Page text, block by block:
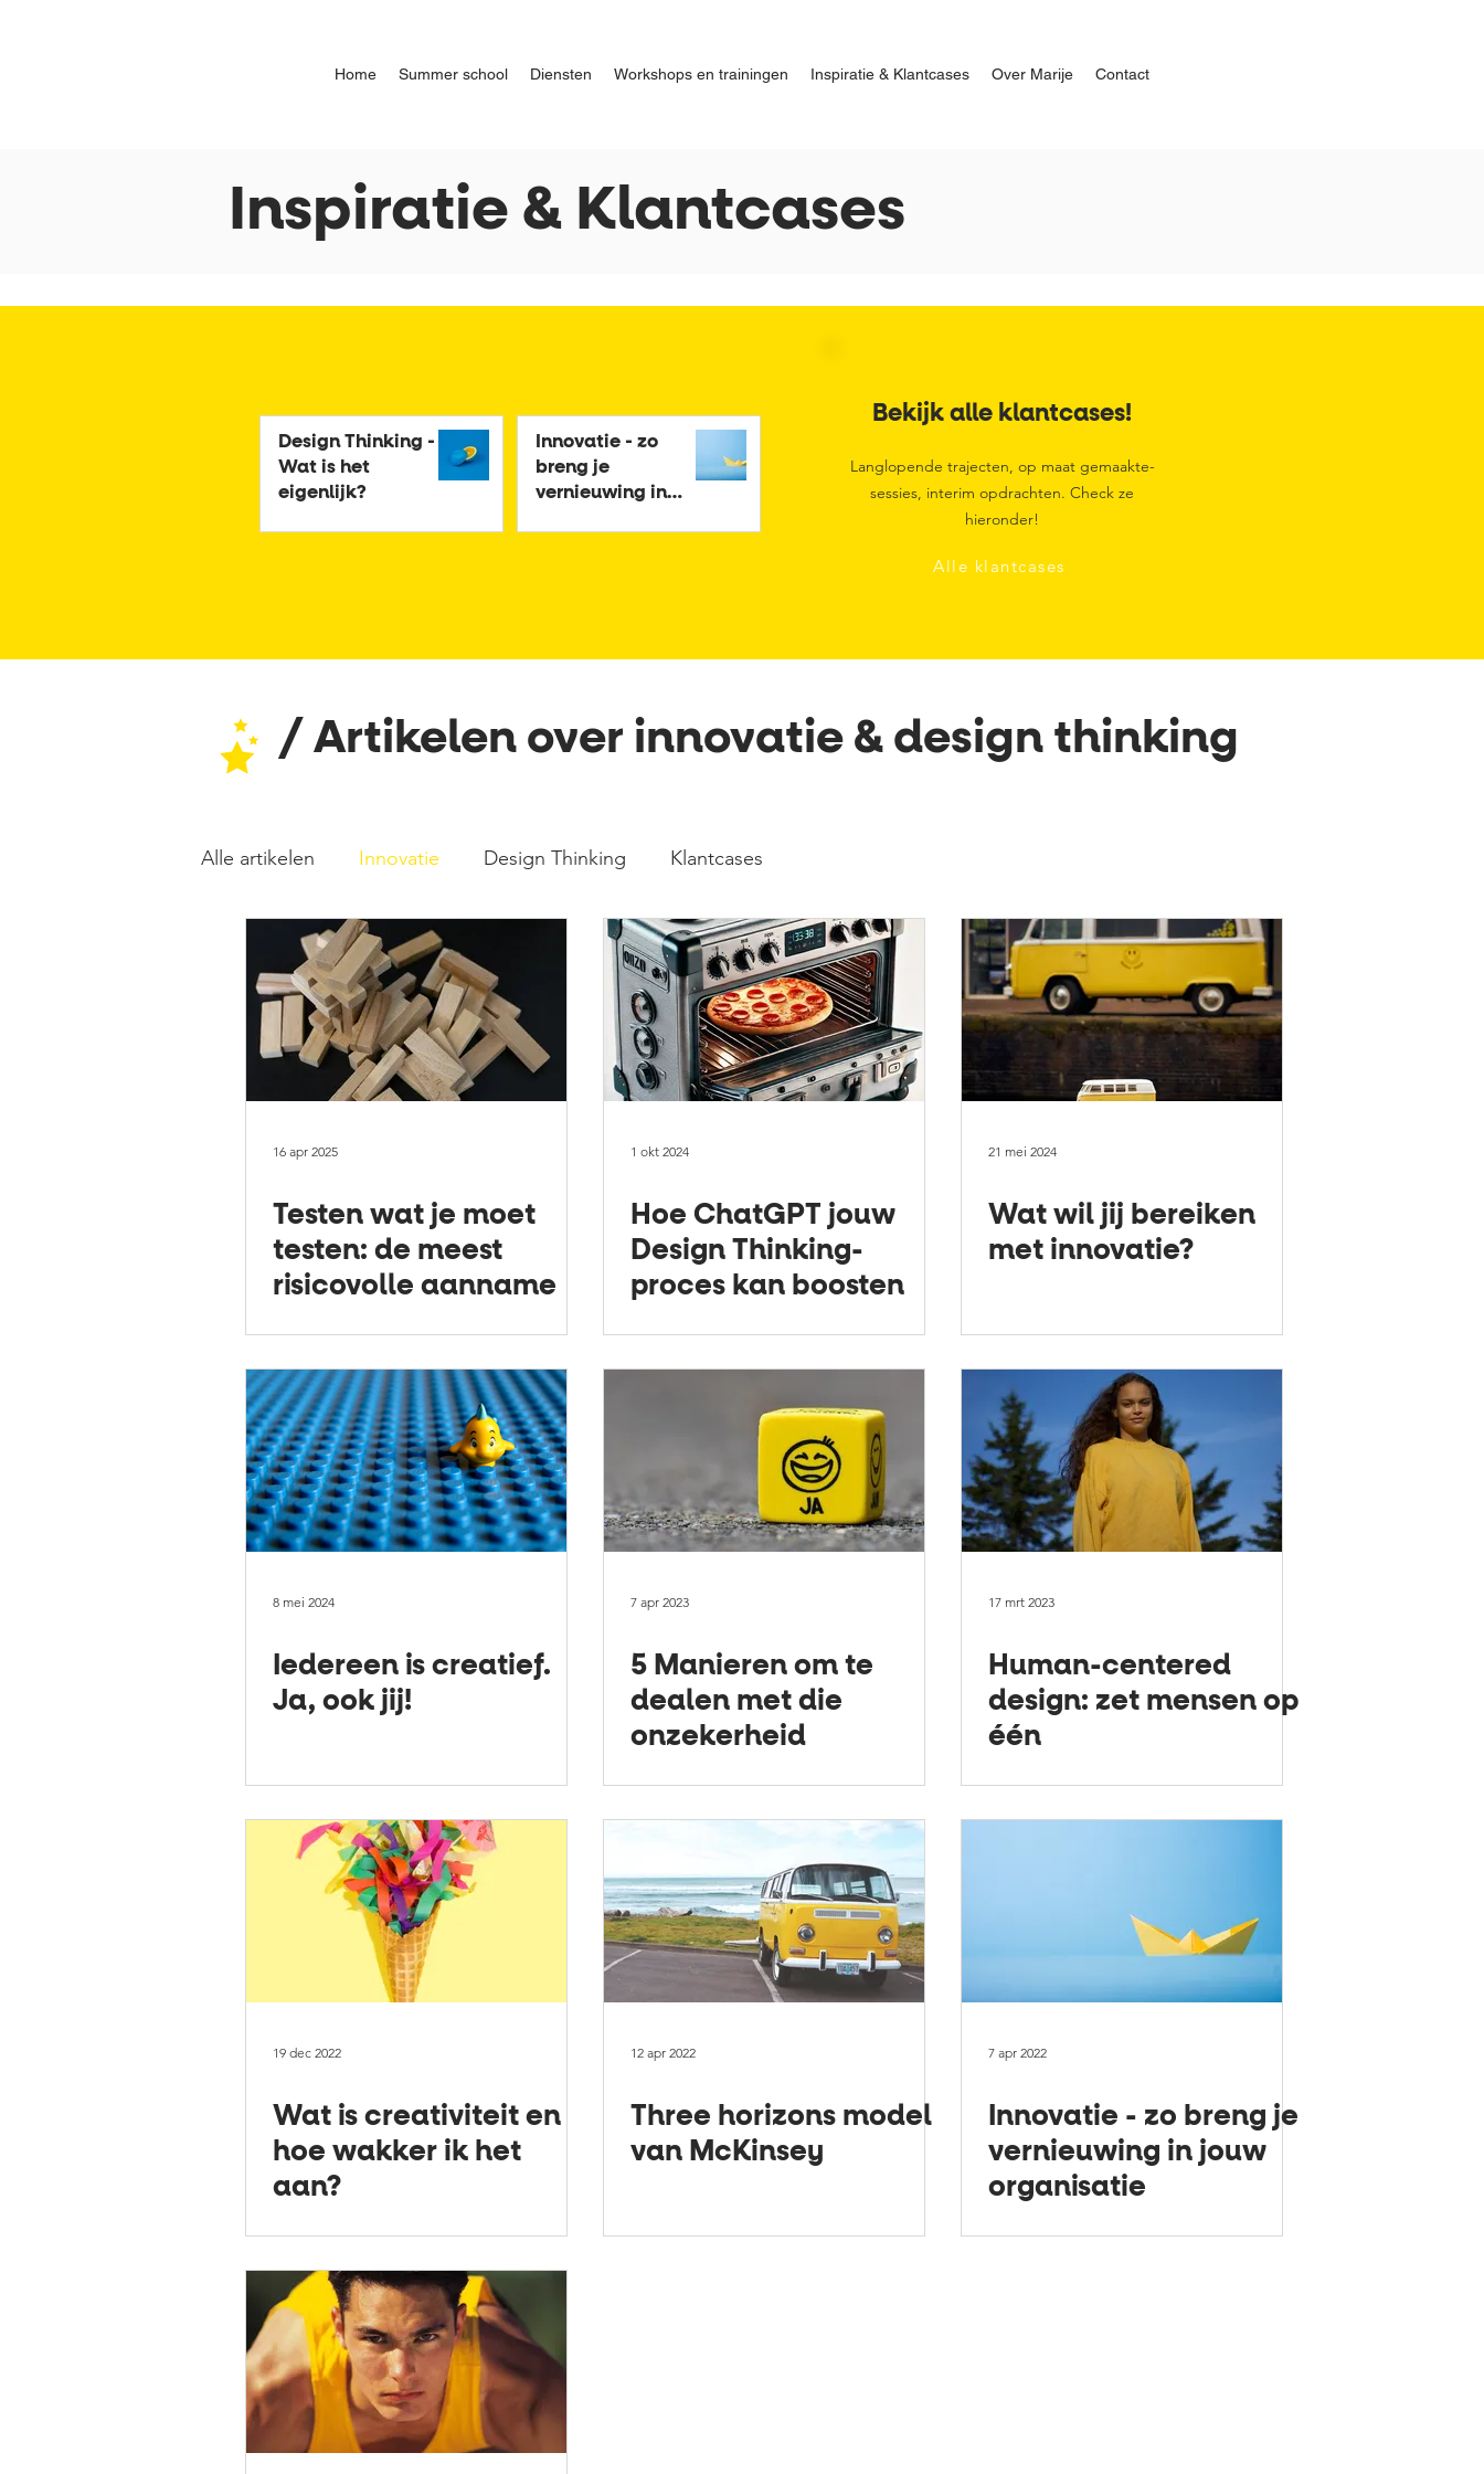
Home Summer school Diensten Workshops en trainingen Inspiratie & Klantcases Over Marije Contact
Inspiratie & Klantcases
Design Thinking -
Wat is het
eigenlijk?
Innovatie - zo
breng je
vernieuwing in
Bekijk alle klantcases!
Langlopende trajecten, op maat gemaakte-
sessies, interim opdrachten. Check ze
hieronder!
Alle klantcases
Alle artikelen Innovatie Design Thinking Klantcases
16 apr 2025
Testen wat je moet
testen: de meest
risicovolle aanname
1 okt 2024
Hoe ChatGPT jouw
Design Thinking-
proces kan boosten
21 mei 2024
Wat wil jij bereiken
met innovatie?
8 mei 2024
Iedereen is creatief.
Ja, ook jij!
7 apr 2023
5 Manieren om te
dealen met die
onzekerheid
17 mrt 2023
Human-centered
design: zet mensen op
één
19 dec 2022
Wat is creativiteit en
hoe wakker ik het
aan?
12 apr 2022
Three horizons model
van McKinsey
7 apr 2022
Innovatie - zo breng je
vernieuwing in jouw
organisatie
/ Artikelen over innovatie & design thinking